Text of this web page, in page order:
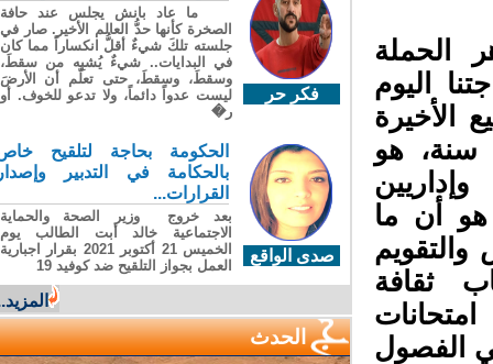
الحملة
اليوم
الأخيرة
هو
أن ما
ثقافة
الفصول
فكر حر
ما عاد بانش يجلس عند حافة
الصخرة كأنها حدُّ العالم الأخير. صار في
جلسته تلكَ شيءٌ أقلُّ انكساراً مما كان
في البدايات.. شيءٌ يُشبِه من سقطَ،
وسقطَ، وسقطَ، حتى تعلّم أن الأرضَ
ليست عدواً دائماً، ولا تدعو للخوف. أو
ر�
صدى الواقع
الحكومة بحاجة لتلقيح خاص
بالحكامة في التدبير وإصدار
القرارات...
بعد خروج وزير الصحة والحماية
الاجتماعية خالد أبت الطالب يوم
الخميس 21 أكتوبر 2021 بقرار اجبارية
العمل بجواز التلقيح ضد كوفيد 19
المزيد...
الحدث